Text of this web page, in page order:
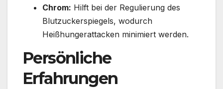
Chrom: Hilft bei der Regulierung des
Blutzuckerspiegels, wodurch
Heißhungerattacken minimiert werden.
Persönliche
Erfahrungen